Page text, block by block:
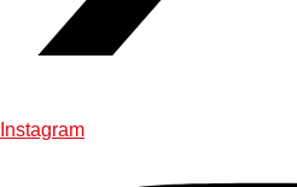
Instagram